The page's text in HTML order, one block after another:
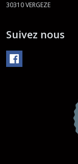
30310VERGEZE
Suivez nous